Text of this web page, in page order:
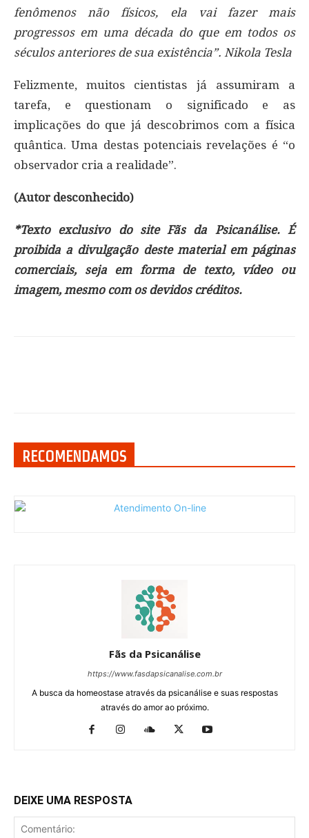
fenômenos não físicos, ela vai fazer mais
progressos em uma década do que em todos os
séculos anteriores de sua existência”. Nikola Tesla
Felizmente, muitos cientistas já assumiram a
tarefa, e questionam o significado e as
implicações do que já descobrimos com a física
quântica. Uma destas potenciais revelações é “o
observador cria a realidade”.
(Autor desconhecido)
*Texto exclusivo do site Fãs da Psicanálise. É
proibida a divulgação deste material em páginas
comerciais, seja em forma de texto, vídeo ou
imagem, mesmo com os devidos créditos.
RECOMENDAMOS
Fãs da Psicanálise
https://www.fasdapsicanalise.com.br
A busca da homeostase através da psicanálise e suas respostas
através do amor ao próximo.
DEIXE UMA RESPOSTA